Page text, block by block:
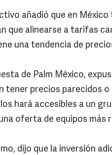
añadió que en
que alinearse a tarifas
una tendencia de
de Palm México,
tener precios parecidos
hará accesibles a un
oferta de equipos más
dijo que la inversión